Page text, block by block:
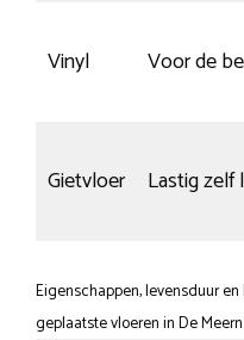
Vinyl Voor de
Gietvloer Lastig zelf
Eigenschappen, levensduur
geplaatste vloeren in De Meern.